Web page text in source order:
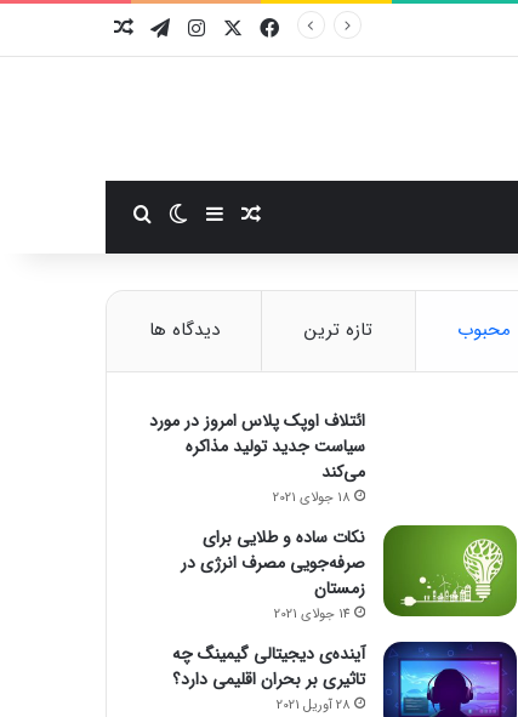
فیسبوکایکس اینستاگرام
تلگرام
نوشته تصادفی
سایدبارتغییر پوسته
محبوب تازه ترین دیدگاه ها
ائتلاف اوپک پلاس امروز در مورد
سیاست جدید تولید مذاکره
می‌کند
18 جولای 2021
نکات ساده و طلایی برای
صرفه‌جویی مصرف انرژی در
زمستان
14 جولای 2021
آینده‌ی دیجیتالی گیمینگ چه
تاثیری بر بحران اقلیمی دارد؟
28 آوریل 2021